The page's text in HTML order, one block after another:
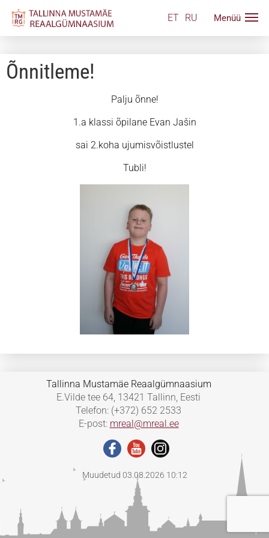
ET RU
Õnnitleme!
Palju õnne!
1.a klassi õpilane Evan Jašin
sai 2.koha ujumisvõistlustel
Tubli!
Tallinna Mustamäe Reaalgümnaasium
E.Vilde tee 64, 13421 Tallinn, Eesti
Telefon: (+372) 652 2533
E-post: mreal@mreal.ee
Muudetud 03.08.2026 10:12